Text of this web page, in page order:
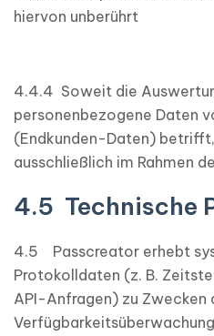
hiervon unberührt
4.4.4 Soweit die
personenbezogene Daten
(Endkunden-Daten)
ausschließlich im Rahmen
4.5 Technische
4.5 Passcreator erhebt
Protokolldaten (z. B.
API-Anfragen) zu Zwecken